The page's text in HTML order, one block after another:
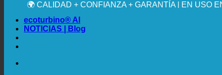
🌍 CALIDAD + CONFIANZA + GARANTÍA | EN USO
ecoturbino® AI
NOTICIAS | Blog